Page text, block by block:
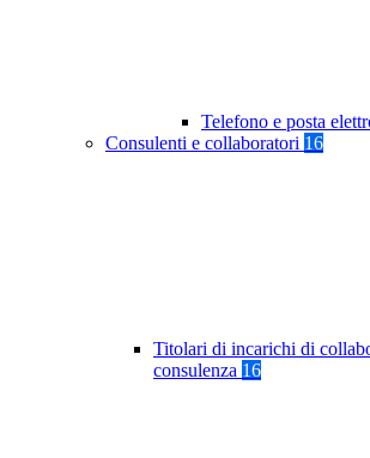
Telefono e posta
Consulenti e collaboratori 16
Titolari di incarichi di
consulenza 16